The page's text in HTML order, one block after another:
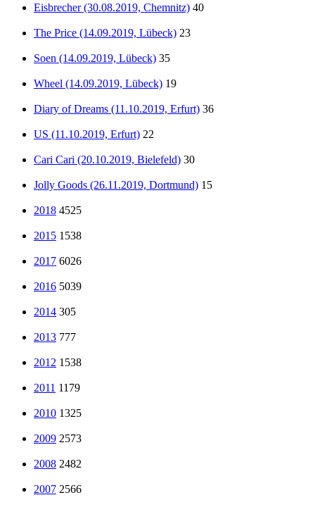
Eisbrecher (30.08.2019, Chemnitz) 40
The Price (14.09.2019, Lübeck) 23
Soen (14.09.2019, Lübeck) 35
Wheel (14.09.2019, Lübeck) 19
Diary of Dreams (11.10.2019, Erfurt) 36
US (11.10.2019, Erfurt) 22
Cari Cari (20.10.2019, Bielefeld) 30
Jolly Goods (26.11.2019, Dortmund) 15
2018 4525
2015 1538
2017 6026
2016 5039
2014 305
2013 777
2012 1538
2011 1179
2010 1325
2009 2573
2008 2482
2007 2566